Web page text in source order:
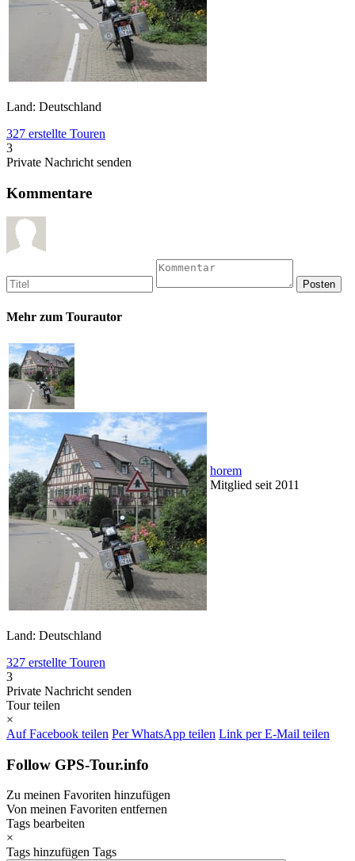
Land: Deutschland
327 erstellte Touren
3
Private Nachricht senden
Kommentare
Mehr zum Tourautor
horem
Mitglied seit 2011
Land: Deutschland
327 erstellte Touren
3
Private Nachricht senden
Tour teilen
×
Auf Facebook teilen Per WhatsApp teilen Link per E-Mail teilen
Follow GPS-Tour.info
Zu meinen Favoriten hinzufügen
Von meinen Favoriten entfernen
Tags bearbeiten
×
Tags hinzufügen Tags